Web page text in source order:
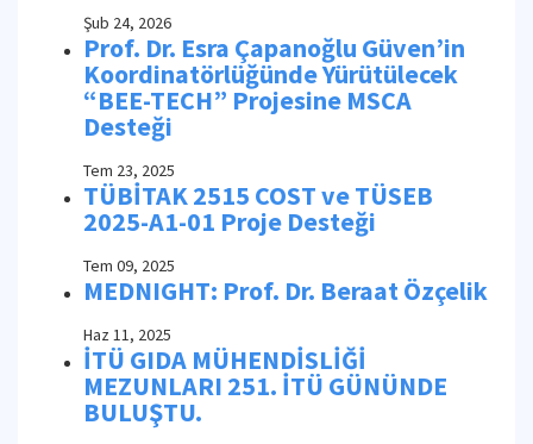
Şub 24, 2026
Prof. Dr. Esra Çapanoğlu Güven’in
Koordinatörlüğünde Yürütülecek
“BEE-TECH” Projesine MSCA
Desteği
Tem 23, 2025
TÜBİTAK 2515 COST ve TÜSEB
2025-A1-01 Proje Desteği
Tem 09, 2025
MEDNIGHT: Prof. Dr. Beraat Özçelik
Haz 11, 2025
İTÜ GIDA MÜHENDİSLİĞİ
MEZUNLARI 251. İTÜ GÜNÜNDE
BULUŞTU.